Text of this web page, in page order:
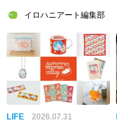
SHI」Gallery & Bakery Tokyo
イロハニアート編集部
LIFE 2026.07.31